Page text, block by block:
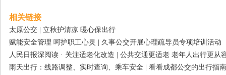
相关链接
太原公交 | 立秋护清凉 暖心保出行
赋能安全管理 呵护职工心灵 | 久事公交开展心理疏导员专项培训活动
人民日报深阅读 · 关注适老化改造 | 公共交通更适老 老年人出行更从
雨天出行：线路调整、实时查询、乘车安全 | 看看成都公交的出行指